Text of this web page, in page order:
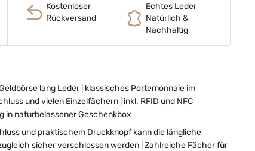
Kostenloser
Rückversand
Echtes Leder
Natürlich &
Nachhaltig
lang Leder | klassisches Portemonnaie im
und vielen Einzelfächern | inkl. RFID und NFC
in naturbelassener Geschenkbox
und praktischem Druckknopf kann die längliche
sicher verschlossen werden | Zahlreiche Fächer für